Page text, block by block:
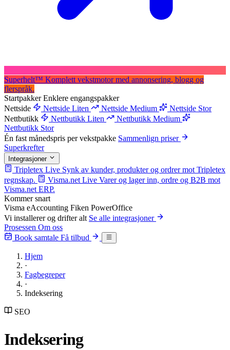
Superhelt™ Komplett vekstmotor med annonsering, blogg og
flerspråk.
StartpakkerEnklere engangspakker
Nettside
Nettside Liten Nettside Medium
Nettside Stor
Nettbutikk
Nettbutikk Liten
Nettbutikk Medium
Nettbutikk Stor
Én fast månedspris per vekstpakke Sammenlign priser
Superkrefter
Integrasjoner
Tripletex Live Synk av kunder, produkter og ordrer mot Tripletex
regnskap.
Visma.net Live Varer og lager inn, ordre og B2B mot
Visma.net ERP.
Kommer snart
Visma eAccounting Fiken PowerOffice
Vi installerer og drifter alt Se alle integrasjoner
Prosessen Om oss
Book samtale Få tilbud
Hjem
·
Fagbegreper
·
Indeksering
SEO
Indeksering